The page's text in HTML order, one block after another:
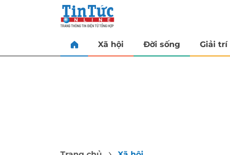
Xã hội Đời sống Giải trí